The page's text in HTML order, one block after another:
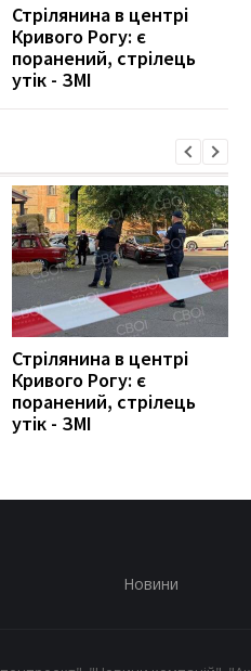
Стрілянина в центрі
Кривого Рогу: є
поранений, стрілець
утік - ЗМІ
Стрілянина в центрі
Кривого Рогу: є
поранений, стрілець
утік - ЗМІ
Новини